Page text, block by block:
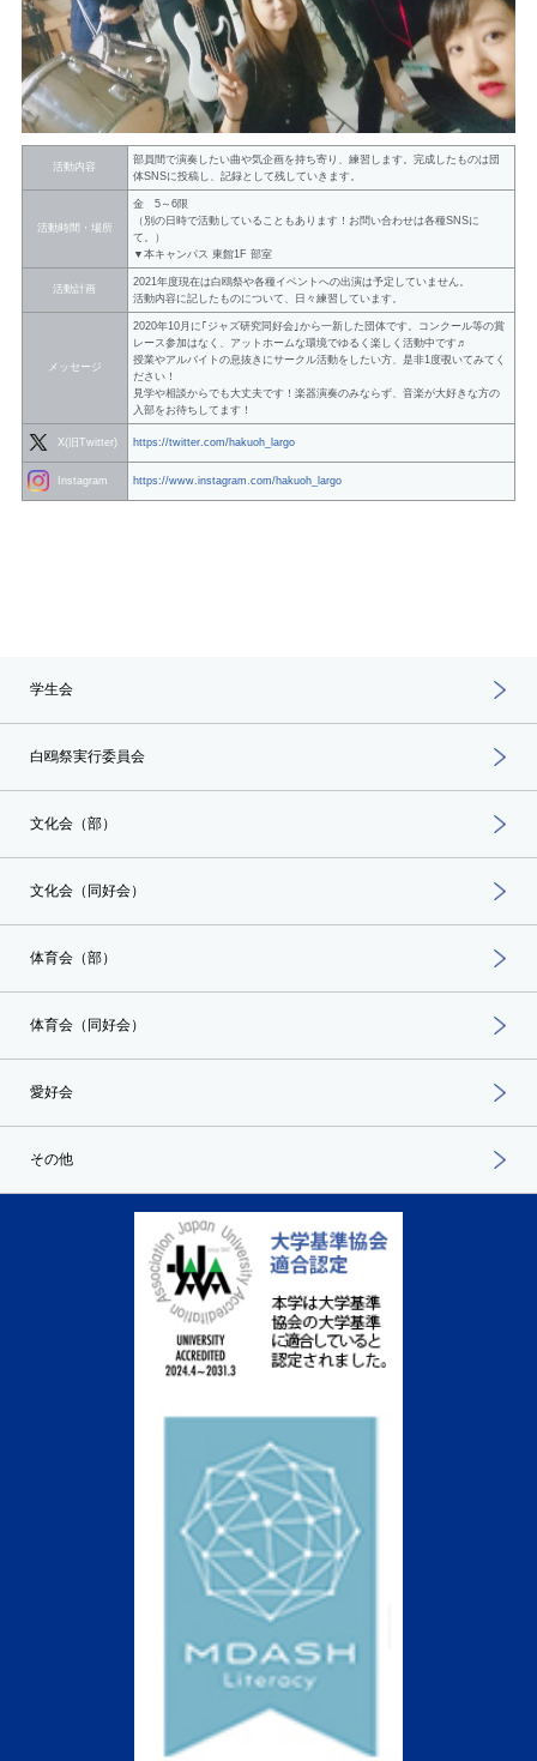
活動内容
部員間で演奏したい曲や気企画を持ち寄り、練習します。完成したものは団
体SNSに投稿し、記録として残していきます。
活動時間・場所
金 5～6限
（別の日時で活動していることもあります！お問い合わせは各種SNSに
て。）
▼本キャンパス 東館1F 部室
活動計画
2021年度現在は白鴎祭や各種イベントへの出演は予定していません。
活動内容に記したものについて、日々練習しています。
メッセージ
2020年10月に｢ジャズ研究同好会｣から一新した団体です。コンクール等の賞
レース参加はなく、アットホームな環境でゆるく楽しく活動中です♬︎
授業やアルバイトの息抜きにサークル活動をしたい方、是非1度覗いてみてく
ださい！
見学や相談からでも大丈夫です！楽器演奏のみならず、音楽が大好きな方の
入部をお待ちしてます！
X(旧Twitter) https://twitter.com/hakuoh_largo
Instagram https://www.instagram.com/hakuoh_largo
学生会
白鴎祭実行委員会
文化会（部）
文化会（同好会）
体育会（部）
体育会（同好会）
愛好会
その他